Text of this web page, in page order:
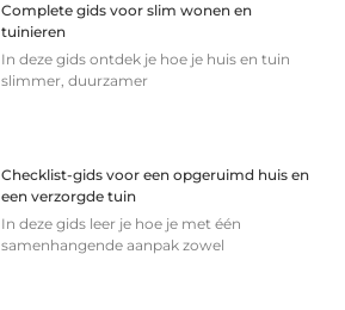
Complete gids voor slim wonen en
tuinieren
In deze gids ontdek je hoe je huis en tuin
slimmer, duurzamer
Checklist-gids voor een opgeruimd huis en
een verzorgde tuin
In deze gids leer je hoe je met één
samenhangende aanpak zowel